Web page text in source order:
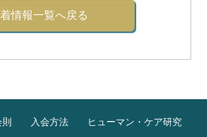
情報一覧へ戻る
入会方法
ヒューマン・ケア研究